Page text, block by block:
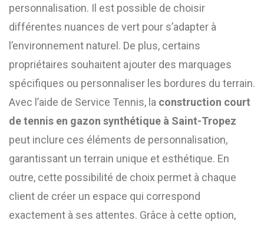
personnalisation. Il est possible de choisir
différentes nuances de vert pour s’adapter à
l’environnement naturel. De plus, certains
propriétaires souhaitent ajouter des marquages
spécifiques ou personnaliser les bordures du terrain.
Avec l’aide de Service Tennis, la construction court
de tennis en gazon synthétique à Saint-Tropez
peut inclure ces éléments de personnalisation,
garantissant un terrain unique et esthétique. En
outre, cette possibilité de choix permet à chaque
client de créer un espace qui correspond
exactement à ses attentes. Grâce à cette option,